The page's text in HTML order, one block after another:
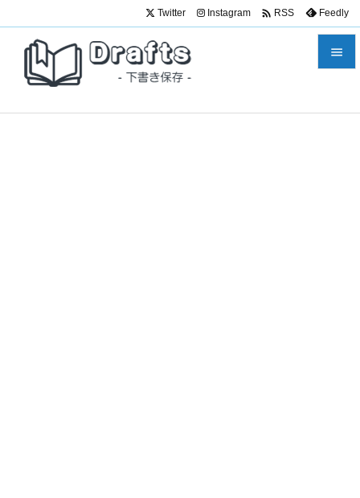

Twitter Instagram  RSS Feedly